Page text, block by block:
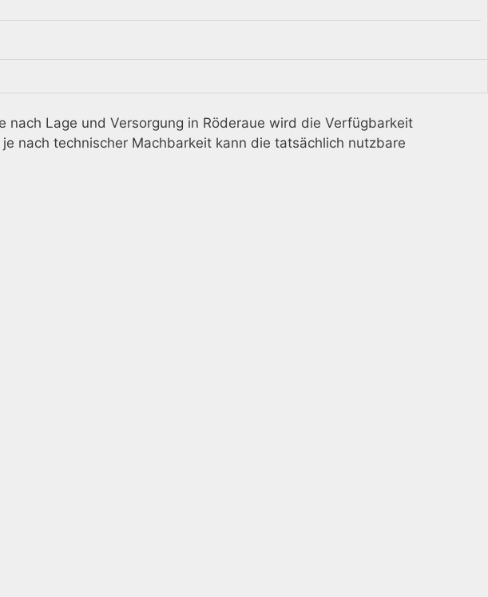
nach Lage und Versorgung in Röderaue wird die Verfügbarkeit
nach technischer Machbarkeit kann die tatsächlich nutzbare